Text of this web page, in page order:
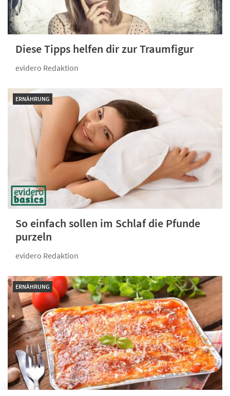
Diese Tipps helfen dir zur Traumfigur
evidero Redaktion
ERNÄHRUNG
So einfach sollen im Schlaf die Pfunde
purzeln
evidero Redaktion
ERNÄHRUNG